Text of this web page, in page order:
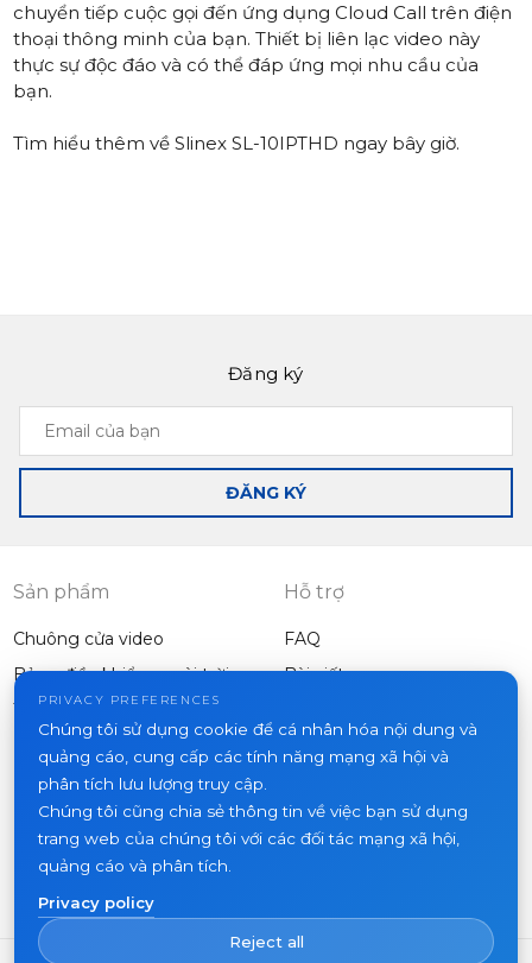
chuyển tiếp cuộc gọi đến ứng dụng Cloud Call trên điện
thoại thông minh của bạn. Thiết bị liên lạc video này
thực sự độc đáo và có thể đáp ứng mọi nhu cầu của
bạn.
Tìm hiểu thêm vềSlinex SL-10IPTHD ngay bây giờ.
Đăng ký
Email
của
bạn
ĐĂNG KÝ
Sản phẩm
Chuông cửa video
Bảng điều khiển ngoài trời
Thiết bị khác
Hỗ trợ
FAQ
Bài viết
Dự án
Tin tức
Liên hệ
Nơi mua hàng
PRIVACY PREFERENCES
Chúng tôi sử dụng cookie để cá nhân hóa nội dung và
quảng cáo, cung cấp các tính năng mạng xã hội và
phân tích lưu lượng truy cập.
Chúng tôi cũng chia sẻ thông tin về việc bạn sử dụng
trang web của chúng tôi với các đối tác mạng xã hội,
quảng cáo và phân tích.
Privacy policy
Reject all